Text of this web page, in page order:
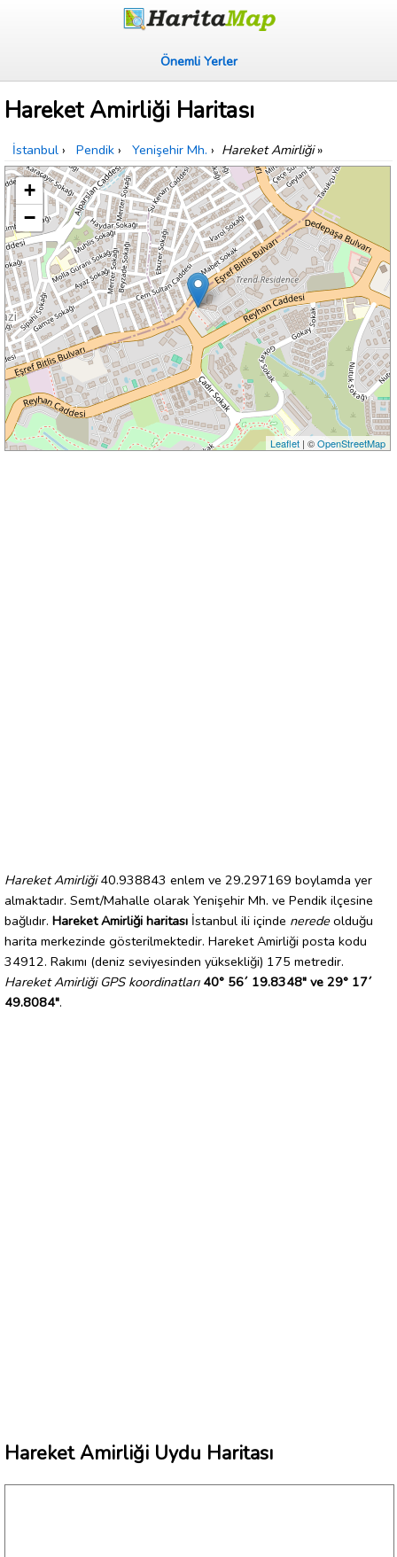
Önemli Yerler
Hareket Amirliği Haritası
İstanbul › Pendik › Yenişehir Mh. › Hareket Amirliği»
+
−
Leaflet| ©OpenStreetMap
Hareket Amirliği40.938843 enlem ve 29.297169 boylamda yer
almaktadır. Semt/Mahalle olarak Yenişehir Mh. ve Pendik ilçesine
bağlıdır. Hareket Amirliği haritası İstanbul ili içinde nerede olduğu
harita merkezinde gösterilmektedir. Hareket Amirliği posta kodu
34912. Rakımı (deniz seviyesinden yüksekliği) 175 metredir.
Hareket Amirliği GPS koordinatları 40° 56´ 19.8348" ve 29° 17´
49.8084".
Hareket Amirliği Uydu Haritası